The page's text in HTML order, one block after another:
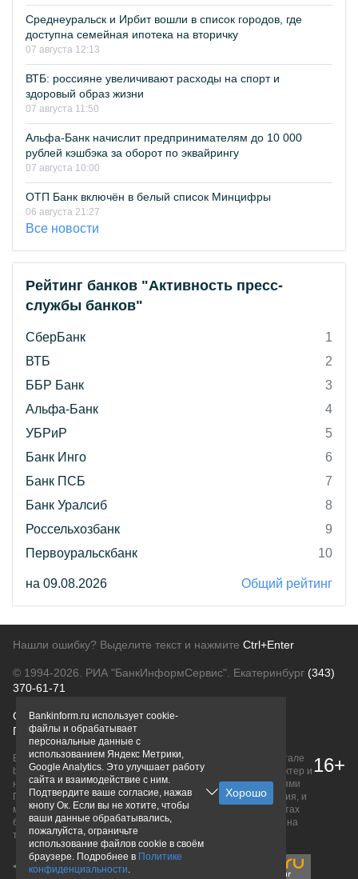
Среднеуральск и Ирбит вошли в список городов, где
доступна семейная ипотека на вторичку
07 августа 12:13
ВТБ: россияне увеличивают расходы на спорт и
здоровый образ жизни
07 августа 11:50
Альфа-Банк начислит предпринимателям до 10 000
рублей кэшбэка за оборот по эквайрингу
07 августа 10:00
ОТП Банк включён в белый список Минцифры
06 августа 21:27
Все новости
Рейтинг банков "Активность пресс-
службы банков"
СберБанк
1
ВТБ
2
ББР Банк
3
Альфа-Банк
4
УБРиР
5
Банк Инго
6
Банк ПСБ
7
Банк Уралсиб
8
Россельхозбанк
9
Первоуральскбанк
10
на 09.08.2026 Общий рейтинг
Нашли ошибку? Выделите текст и нажмите Ctrl+Enter
© 1994-2026. РИА "БанкИнформСервис". Екатеринбург (343)
370-61-71
О проектеПолитика конфиденциальности
Правовая информацияДля рекламодателей
Вся информация о продуктах банков, размещенная на портале
bankinform.ru, носит исключительно ознакомительный характер и
не является публичной офертой, определяемой положениями
ГК РФ. Информация не содержит точного и полного описания, и
может быть изменена. Конечные условия уточняйте на сайтах
банков или при личном обращении. Исключительное право на
товарные знаки принадлежит их правообладателям.
16+
Bankinform.ru использует cookie-
файлы и обрабатывает
персональные данные с
использованием Яндекс Метрики,
Google Analytics. Это улучшает работу
сайта и взаимодействие с ним.
Подтвердите ваше согласие, нажав
кнопу Ок. Если вы не хотите, чтобы
ваши данные обрабатывались,
пожалуйста, ограничьте
использование файлов cookie в своём
браузере. Подробнее в Политике
конфиденциальности.